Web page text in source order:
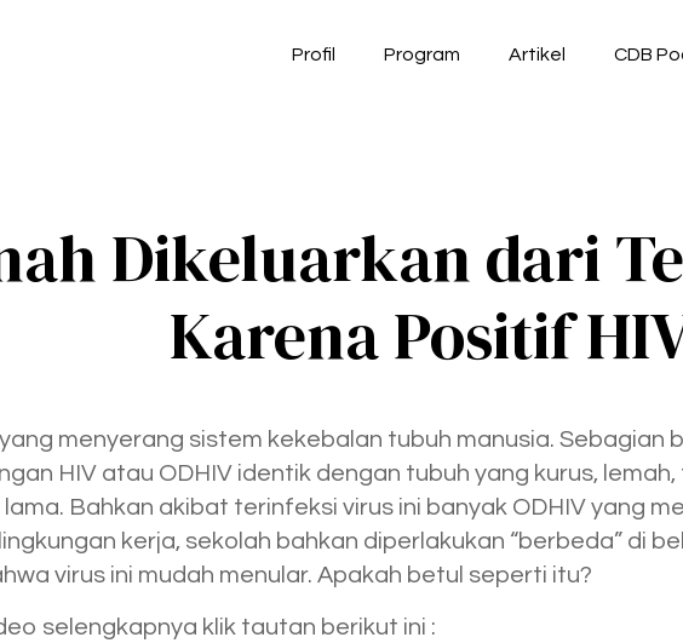
Profil Program Artikel CDB
Dikeluarkan dari
Karena Positif
menyerang sistem kekebalan tubuh manusia. Sebagian
HIV atau ODHIV identik dengan tubuh yang kurus,
Bahkan akibat terinfeksi virus ini banyak ODHIV yang
kerja, sekolah bahkan diperlakukan “berbeda” di
virus ini mudah menular. Apakah betul seperti itu?
selengkapnya klik tautan berikut ini :